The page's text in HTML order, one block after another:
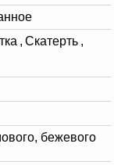
, Скатерть ,
бежевого